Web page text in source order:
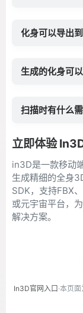
化身可以导出
生成的化身可
扫描时有什么
立即体验
in3D是一款移动
生成精细的全身
SDK，支持FBX
或元宇宙平台，
解决方案。
In3D官网入口 ·本页